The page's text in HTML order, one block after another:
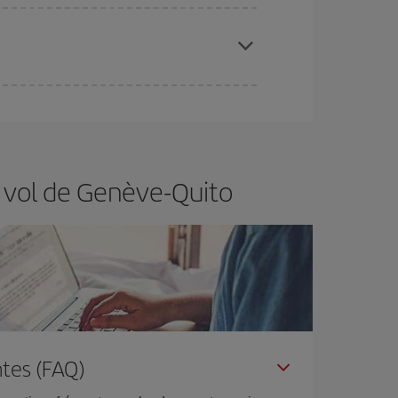
de Genève-Quito
(FAQ)